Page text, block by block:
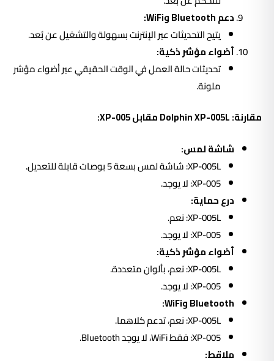
دعم Bluetooth وWiFi:
يتيح التحديثات عبر الإنترنت بسهولة والتشغيل عن بُعد.
أضواء مؤشر ذكية:
تحديثات حالة العمل في الوقت الحقيقي عبر أضواء مؤشر
ملونة.
مقارنة: Dolphin XP-005L مقابل XP-005:
شاشة لمس:
XP-005L: شاشة لمس بسعة 5 بوصات قابلة للتعديل.
XP-005: لا يوجد.
درع حماية:
XP-005L: نعم.
XP-005: لا يوجد.
أضواء مؤشر ذكية:
XP-005L: نعم، بألوان متعددة.
XP-005: لا يوجد.
Bluetooth وWiFi:
XP-005L: نعم، تدعم كلاهما.
XP-005: فقط WiFi، لا يوجد Bluetooth.
ملاقط: